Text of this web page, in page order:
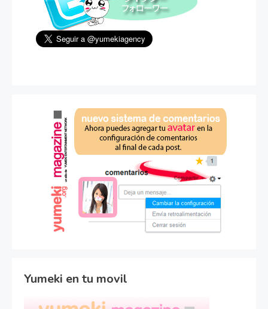
Yumeki en tu movil